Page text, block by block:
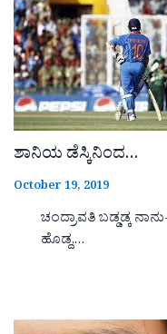
ಶಾನಿಯ ಡೆಸ್ಕಿನಿಂದ…
October 19, 2019
ಚಂದ್ರಾವತಿ ಬಡ್ಡಡ್ಕ
ಹೊಡ್ದ,…